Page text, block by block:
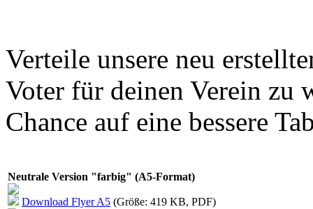
Verteile unsere neu
Voter für deinen Verein zu
Chance auf eine bessere
Neutrale Version "farbig" (A5-Format)
Download Flyer A5 (Größe: 419 KB, PDF)